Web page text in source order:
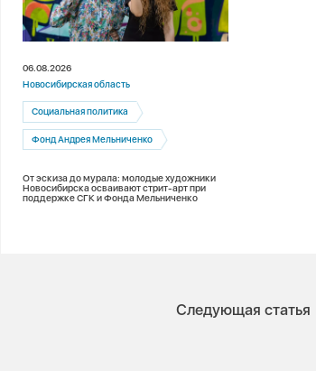
06.08.2026
Новосибирская область
Социальная политика
Фонд Андрея Мельниченко
От эскиза до мурала: молодые художники
Новосибирска осваивают стрит-арт при
поддержке СГК и Фонда Мельниченко
Следующая статья